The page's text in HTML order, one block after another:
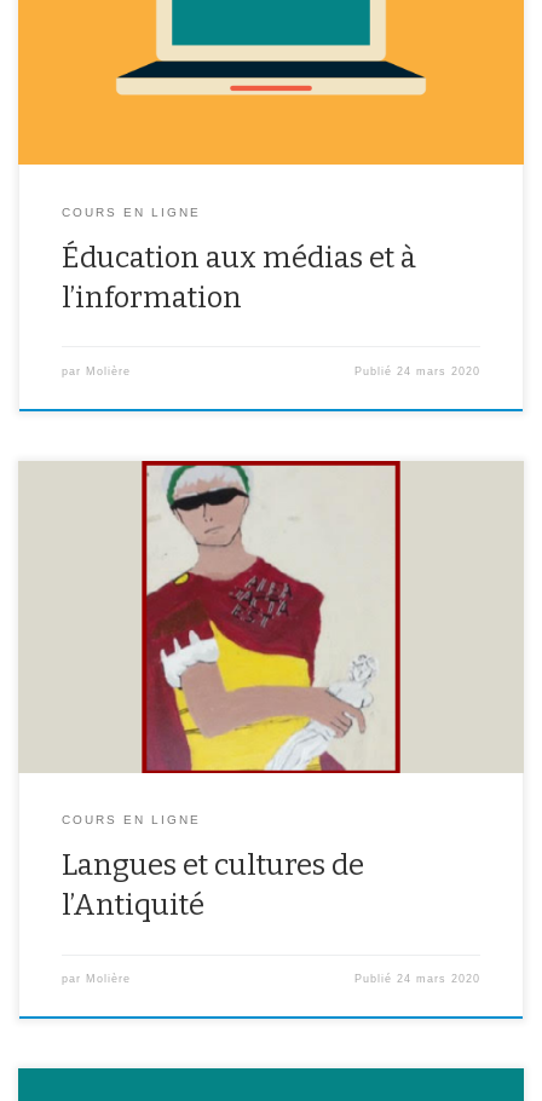
que des exercices pour vous permettre de repérer […]
COURS EN LIGNE
Éducation aux médias et à
l’information
par Molière Publié 24 mars 2020
Vous trouverez ici les liens vers les Padlets des différentes classes.
Cliquez sur les liens pour les consulter ! Classes de 5ème :
https://padlet.com/annemoulinklimoff/8flrfmvn5pl Classes de
4ème : https://padlet.com/annemoulinklimoff/wckhmrlphhra
Classes de 3ème : https://padlet.com/omoulin1/45f9hdvt6fl6
COURS EN LIGNE
Langues et cultures de
l’Antiquité
par Molière Publié24 mars 2020